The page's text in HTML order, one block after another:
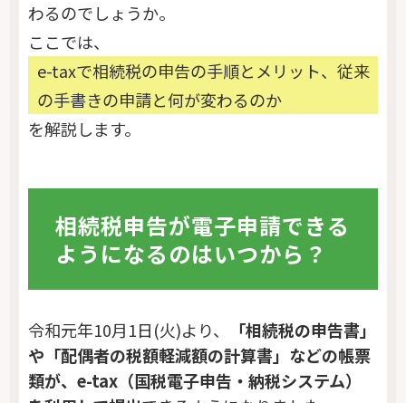
わるのでしょうか。
ここでは、
e-taxで相続税の申告の手順とメリット、従来
の手書きの申請と何が変わるのか
を解説します。
相続税申告が電子申請できる
ようになるのはいつから？
令和元年10月1日(火)より、
「相続税の申告書」
や「配偶者の税額軽減額の計算書」などの帳票
類が、e-tax（国税電子申告・納税システム）